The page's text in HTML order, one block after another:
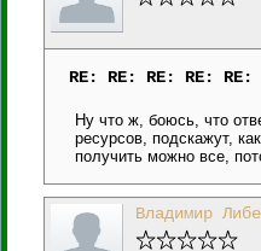
RE: RE: RE: RE: RE:
Ну что ж, боюсь, что
ресурсов, подскажут,
получить можно все,
Владимир